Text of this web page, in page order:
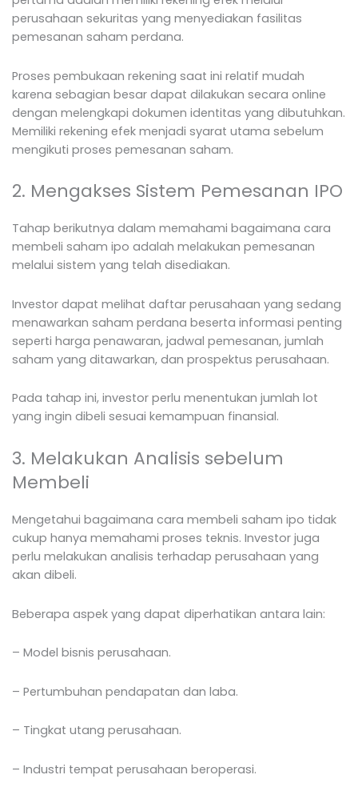
perusahaan sekuritas yang menyediakan fasilitas
pemesanan saham perdana.
Proses pembukaan rekening saat ini relatif mudah
karena sebagian besar dapat dilakukan secara online
dengan melengkapi dokumen identitas yang dibutuhkan.
Memiliki rekening efek menjadi syarat utama sebelum
mengikuti proses pemesanan saham.
2. Mengakses Sistem Pemesanan IPO
Tahap berikutnya dalam memahami bagaimana cara
membeli saham ipo adalah melakukan pemesanan
melalui sistem yang telah disediakan.
Investor dapat melihat daftar perusahaan yang sedang
menawarkan saham perdana beserta informasi penting
seperti harga penawaran, jadwal pemesanan, jumlah
saham yang ditawarkan, dan prospektus perusahaan.
Pada tahap ini, investor perlu menentukan jumlah lot
yang ingin dibeli sesuai kemampuan finansial.
3. Melakukan Analisis sebelum
Membeli
Mengetahui bagaimana cara membeli saham ipo tidak
cukup hanya memahami proses teknis. Investor juga
perlu melakukan analisis terhadap perusahaan yang
akan dibeli.
Beberapa aspek yang dapat diperhatikan antara lain:
– Model bisnis perusahaan.
– Pertumbuhan pendapatan dan laba.
– Tingkat utang perusahaan.
– Industri tempat perusahaan beroperasi.